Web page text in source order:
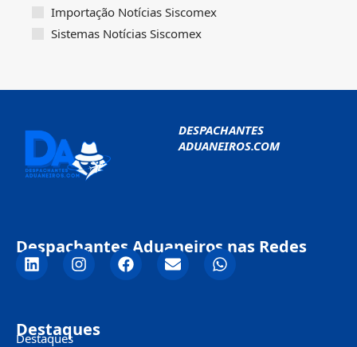
Importação Notícias Siscomex
Sistemas Notícias Siscomex
DESPACHANTES
ADUANEIROS.COM
Despachantes Aduaneiros nas Redes
Destaques
Destaques